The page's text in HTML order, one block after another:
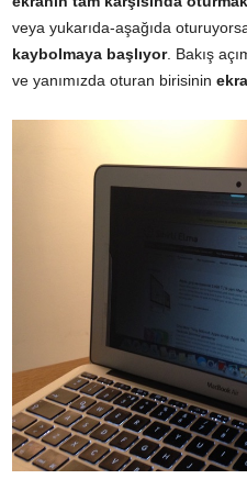
veya yukarıda-aşağıda
kaybolmaya başlıyor. Bakış
ve yanımızda oturan birisinin